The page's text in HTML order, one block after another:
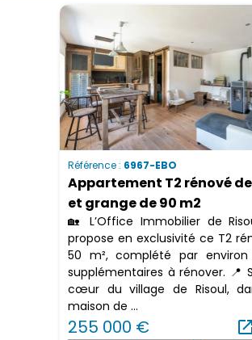
Référence : 6967-EBO
Appartement T2 rénové
et grange de 90 m2
🏡 L’Office Immobilier de
propose en exclusivité ce T2
50 m², complété par
supplémentaires à rénover. 📍
cœur du village de Risoul,
maison de ...
255 000 € open_in_new